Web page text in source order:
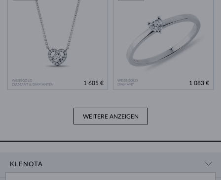
WEISSGOLD
DIAMANT & DIAMANTEN
1 605 €
WEISSGOLD
DIAMANT
1 083 €
WEITERE ANZEIGEN
KLENOTA